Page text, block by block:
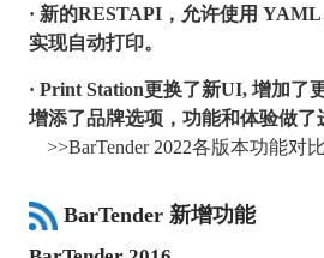
· 新的RESTAPI，允许使用
实现自动打印。
· Print Station更换了新UI, 增加了
增添了品牌选项，功能和体验做了
>>BarTender 2022各版本功能对比
BarTender 新增功能